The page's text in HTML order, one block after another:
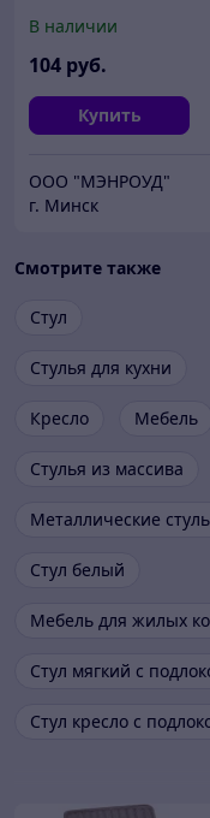
В наличии
104 руб.
Купить
ООО "МЭНРОУД"
г. Минск
Смотрите также
Стул
Стулья для кухни
Кресло Мебель
Стулья из массива
Металлические
Стул белый